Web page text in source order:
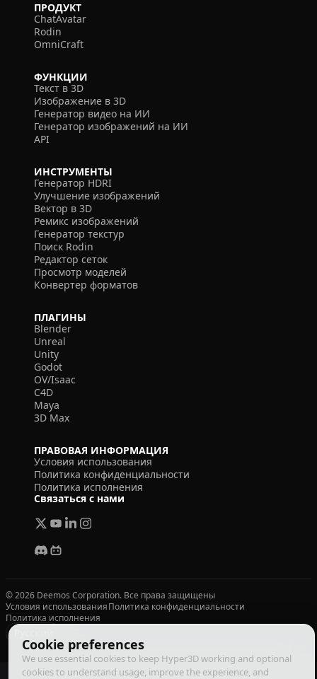
Cookie preferences
We use essential cookies to keep Hyper3D working and optional
cookies to understand usage, improve the experience, and
ПРОДУКТ
ChatAvatar
Rodin
OmniCraft
ФУНКЦИИ
Текст в 3D
Изображение в 3D
Генератор видео на ИИ
Генератор изображений на ИИ
API
ИНСТРУМЕНТЫ
Генератор HDRI
Улучшение изображений
Вектор в 3D
Ремикс изображений
Генератор текстур
Поиск Rodin
Редактор сеток
Просмотр моделей
Конвертер форматов
ПЛАГИНЫ
Blender
Unreal
Unity
Godot
OV/Isaac
C4D
Maya
3D Max
ПРАВОВАЯ ИНФОРМАЦИЯ
Условия использования
Политика конфиденциальности
Политика исполнения
Связаться с нами
© 2026 Deemos Corporation. Все права защищены
Условия использованияПолитика конфиденциальности
Политика исполнения